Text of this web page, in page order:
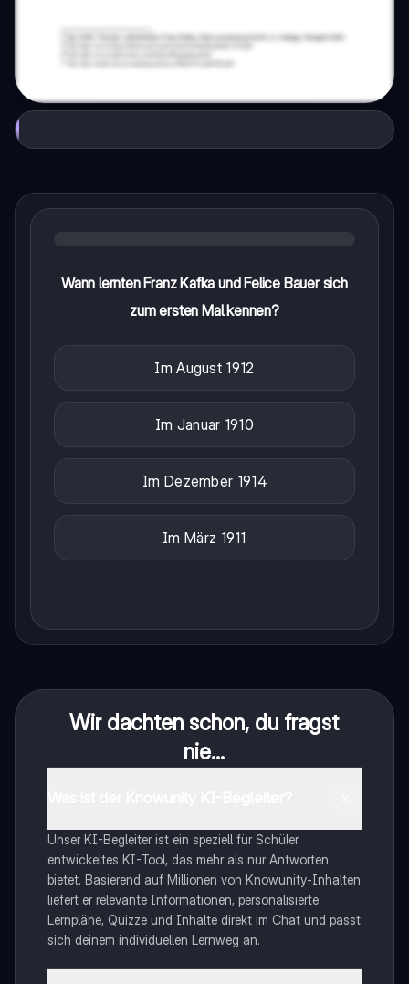
Wann lernten Franz Kafka und Felice Bauer sich
zum ersten Mal kennen?
Im August 1912
Im Januar 1910
Im Dezember 1914
Im März 1911
Wir dachten schon, du fragst
nie...
Unser KI-Begleiter ist ein speziell für Schüler
entwickeltes KI-Tool, das mehr als nur Antworten
bietet. Basierend auf Millionen von Knowunity-Inhalten
liefert er relevante Informationen, personalisierte
Lernpläne, Quizze und Inhalte direkt im Chat und passt
sich deinem individuellen Lernweg an.